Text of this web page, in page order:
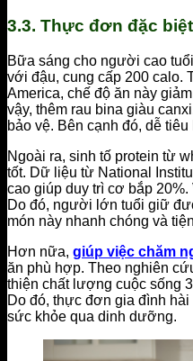
3.3. Thực đơn đặc
Bữa sáng cho người cao
với đậu, cung cấp 200 calo.
America, chế độ ăn này
vậy, thêm rau bina giàu
bảo vệ. Bên cạnh đó, dễ
Ngoài ra, sinh tố protein từ
tốt. Dữ liệu từ National
cao giúp duy trì cơ bắp
Do đó, người lớn tuổi giữ
món này nhanh chóng và
Hơn nữa, giúp việc chăm
ăn phù hợp. Theo nghiên
thiện chất lượng cuộc sống
Do đó, thực đơn gia đình
sức khỏe qua dinh dưỡng.